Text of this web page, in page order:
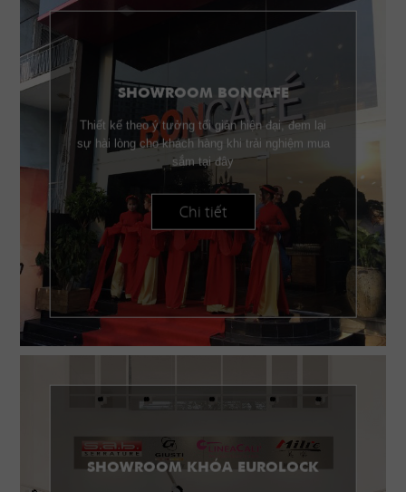
SHOWROOM BONCAFE
Thiết kế theo ý tưởng tối giản hiện đại, đem lại
sự hài lòng cho khách hàng khi trải nghiệm mua
sắm tại đây
Chi tiết
SHOWROOM KHÓA EUROLOCK